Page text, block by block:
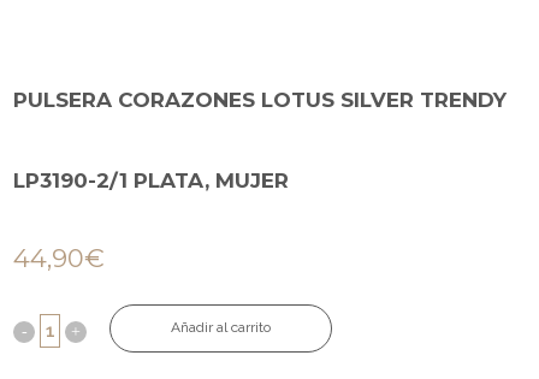
PULSERA CORAZONES LOTUS SILVER TRENDY
LP3190-2/1 PLATA, MUJER
44,90€
Añadir al carrito